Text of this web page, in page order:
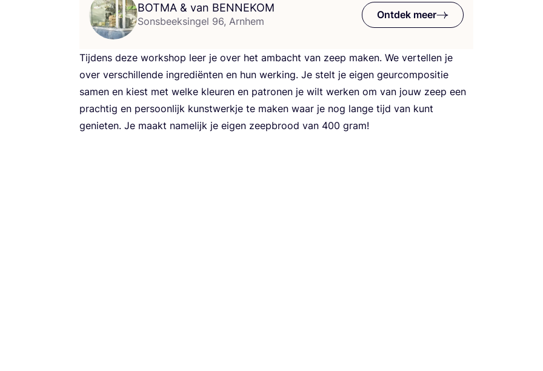
BOTMA & van BENNEKOM
Sonsbeeksingel 96, Arnhem
Ontdek meer
Tij­dens deze work­shop leer je over het ambacht van zeep maken. We ver­tel­len je
over ver­schil­len­de ingre­di­ën­ten en hun wer­king. Je stelt je eigen geur­com­po­si­tie
samen en kiest met wel­ke kleu­ren en patro­nen je wilt wer­ken om van jouw zeep een
prach­tig en per­soon­lijk kunst­werk­je te maken waar je nog lan­ge tijd van kunt
genie­ten. Je maakt name­lijk je eigen zeep­brood van 400 gram!